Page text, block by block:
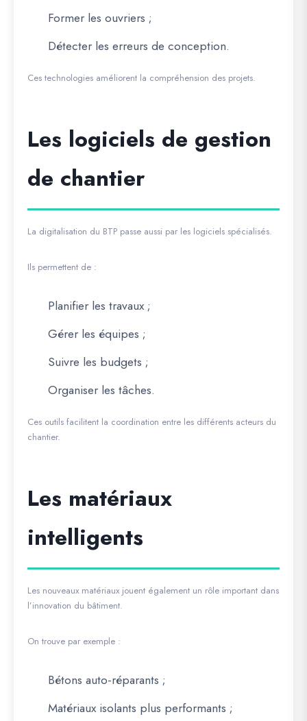
Former les ouvriers ;
Détecter les erreurs de conception.
Ces technologies améliorent la compréhension des projets.
Les logiciels de gestion
de chantier
La digitalisation du BTP passe aussi par les logiciels spécialisés.
Ils permettent de :
Planifier les travaux ;
Gérer les équipes ;
Suivre les budgets ;
Organiser les tâches.
Ces outils facilitent la coordination entre les différents acteurs du
chantier.
Les matériaux
intelligents
Les nouveaux matériaux jouent également un rôle important dans
l’innovation du bâtiment.
On trouve par exemple :
Bétons auto-réparants ;
Matériaux isolants plus performants ;